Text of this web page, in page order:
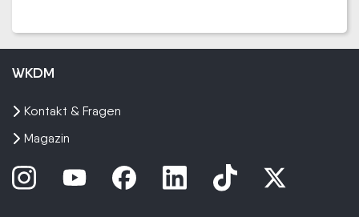
WKDM
Kontakt & Fragen
Magazin